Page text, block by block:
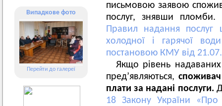
Випадкове фото
Перейти до галереї
письмовою заявою
послуг, знявши
Правил надання послуг
холодної і гарячої
постановою КМУ від
Якщо рівень
пред’являються,
плати за надані послуги.
18 Закону України «Про